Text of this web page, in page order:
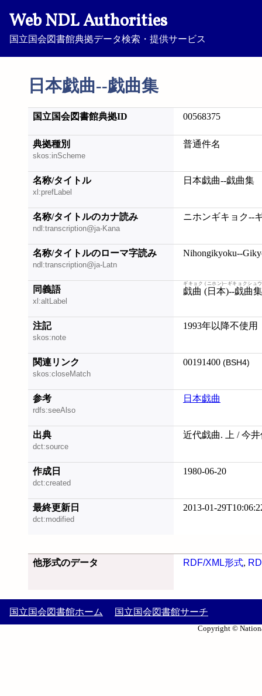
Web NDL Authorities
国立国会図書館典拠データ検索・提供サービス
日本戯曲--戯曲集
国立国会図書館典拠ID 00568375
典拠種別
skos:inScheme
普通件名
名称/タイトル
xl:prefLabel
日本戯曲--戯曲集
名称/タイトルのカナ読み
ndl:transcription@ja-Kana
ニホンギキョク--
名称/タイトルのローマ字読み
ndl:transcription@ja-Latn
Nihongikyoku--
同義語
xl:altLabel
戯曲 (日本)--戯曲集
ギキョク (ニホン)--ギキョクシュウ
注記
skos:note
1993年以降不使用
関連リンク
skos:closeMatch
00191400 (BSH4)
参考
rdfs:seeAlso
日本戯曲
出典
dct:source
近代戯曲. 上 / 今
作成日
dct:created
1980-06-20
最終更新日
dct:modified
2013-01-
他形式のデータ RDF/XML形式,
国立国会図書館ホーム 国立国会図書館サーチ
Copyright ©